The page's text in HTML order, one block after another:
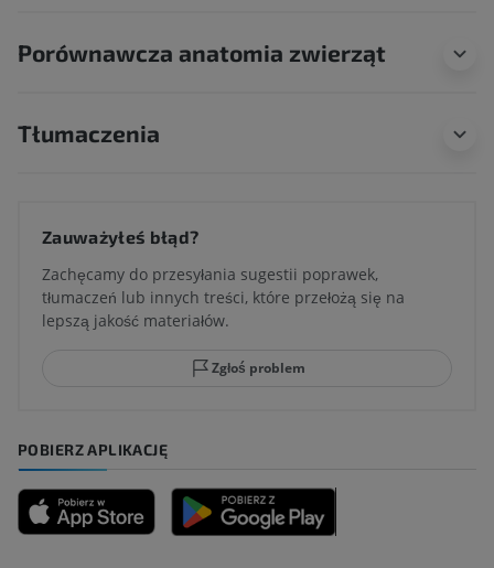
Porównawcza anatomia zwierząt
Tłumaczenia
Zauważyłeś błąd?
Zachęcamy do przesyłania sugestii poprawek,
tłumaczeń lub innych treści, które przełożą się na
lepszą jakość materiałów.
Zgłoś problem
POBIERZ APLIKACJĘ